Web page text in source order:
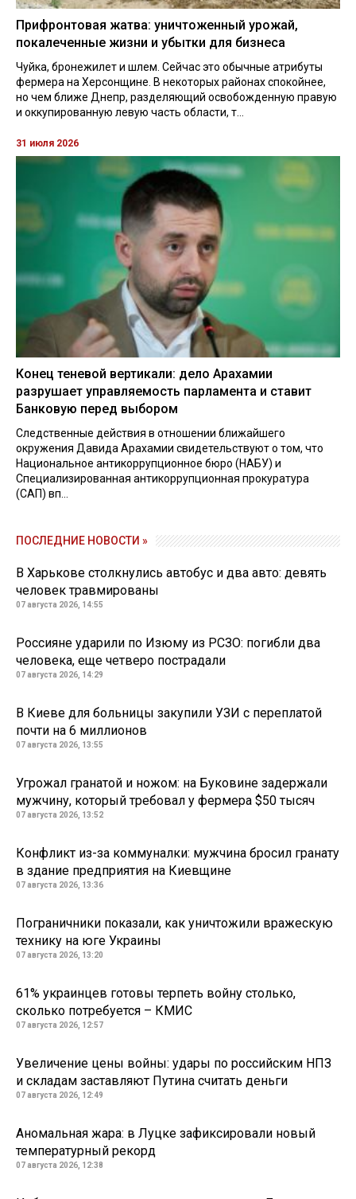
Прифронтовая жатва: уничтоженный урожай,
покалеченные жизни и убытки для бизнеса
Чуйка, бронежилет и шлем. Сейчас это обычные атрибуты
фермера на Херсонщине. В некоторых районах спокойнее,
но чем ближе Днепр, разделяющий освобожденную правую
и оккупированную левую часть области, т...
31 июля 2026
Конец теневой вертикали: дело Арахамии
разрушает управляемость парламента и ставит
Банковую перед выбором
Следственные действия в отношении ближайшего
окружения Давида Арахамии свидетельствуют о том, что
Национальное антикоррупционное бюро (НАБУ) и
Специализированная антикоррупционная прокуратура
(САП) вп...
ПОСЛЕДНИЕ НОВОСТИ »
В Харькове столкнулись автобус и два авто: девять
человек травмированы
07 августа 2026, 14:55
Россияне ударили по Изюму из РСЗО: погибли два
человека, еще четверо пострадали
07 августа 2026, 14:29
В Киеве для больницы закупили УЗИ с переплатой
почти на 6 миллионов
07 августа 2026, 13:55
Угрожал гранатой и ножом: на Буковине задержали
мужчину, который требовал у фермера $50 тысяч
07 августа 2026, 13:52
Конфликт из-за коммуналки: мужчина бросил гранату
в здание предприятия на Киевщине
07 августа 2026, 13:36
Пограничники показали, как уничтожили вражескую
технику на юге Украины
07 августа 2026, 13:20
61% украинцев готовы терпеть войну столько,
сколько потребуется – КМИС
07 августа 2026, 12:57
Увеличение цены войны: удары по российским НПЗ
и складам заставляют Путина считать деньги
07 августа 2026, 12:49
Аномальная жара: в Луцке зафиксировали новый
температурный рекорд
07 августа 2026, 12:38